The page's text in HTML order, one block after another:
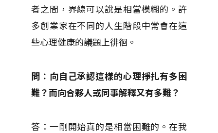
者之間，界線可以說是相當模糊的。許
多創業家在不同的人生階段中常會在這
些心理健康的議題上徘徊。
問：向自己承認這樣的心理掙扎有多困
難？而向合夥人或同事解釋又有多難？
答：一剛開始真的是相當困難的。在我